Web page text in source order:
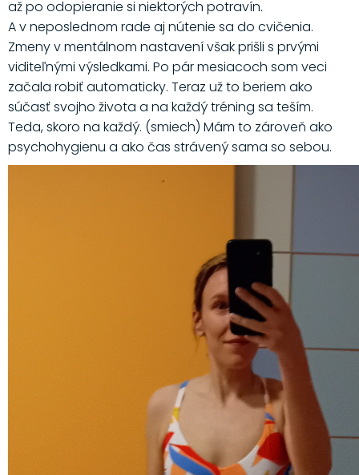
až po odopieranie si niektorých potravín.
A v neposlednom rade aj nútenie sa do cvičenia.
Zmeny v mentálnom nastavení však prišli s prvými
viditeľnými výsledkami. Po pár mesiacoch som veci
začala robiť automaticky. Teraz už to beriem ako
súčasť svojho života a na každý tréning sa teším.
Teda, skoro na každý. (smiech) Mám to zároveň ako
psychohygienu a ako čas strávený sama so sebou.